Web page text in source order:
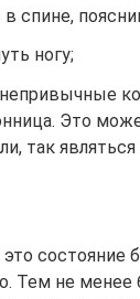
спине,
ногу;
Это
так
Тем не